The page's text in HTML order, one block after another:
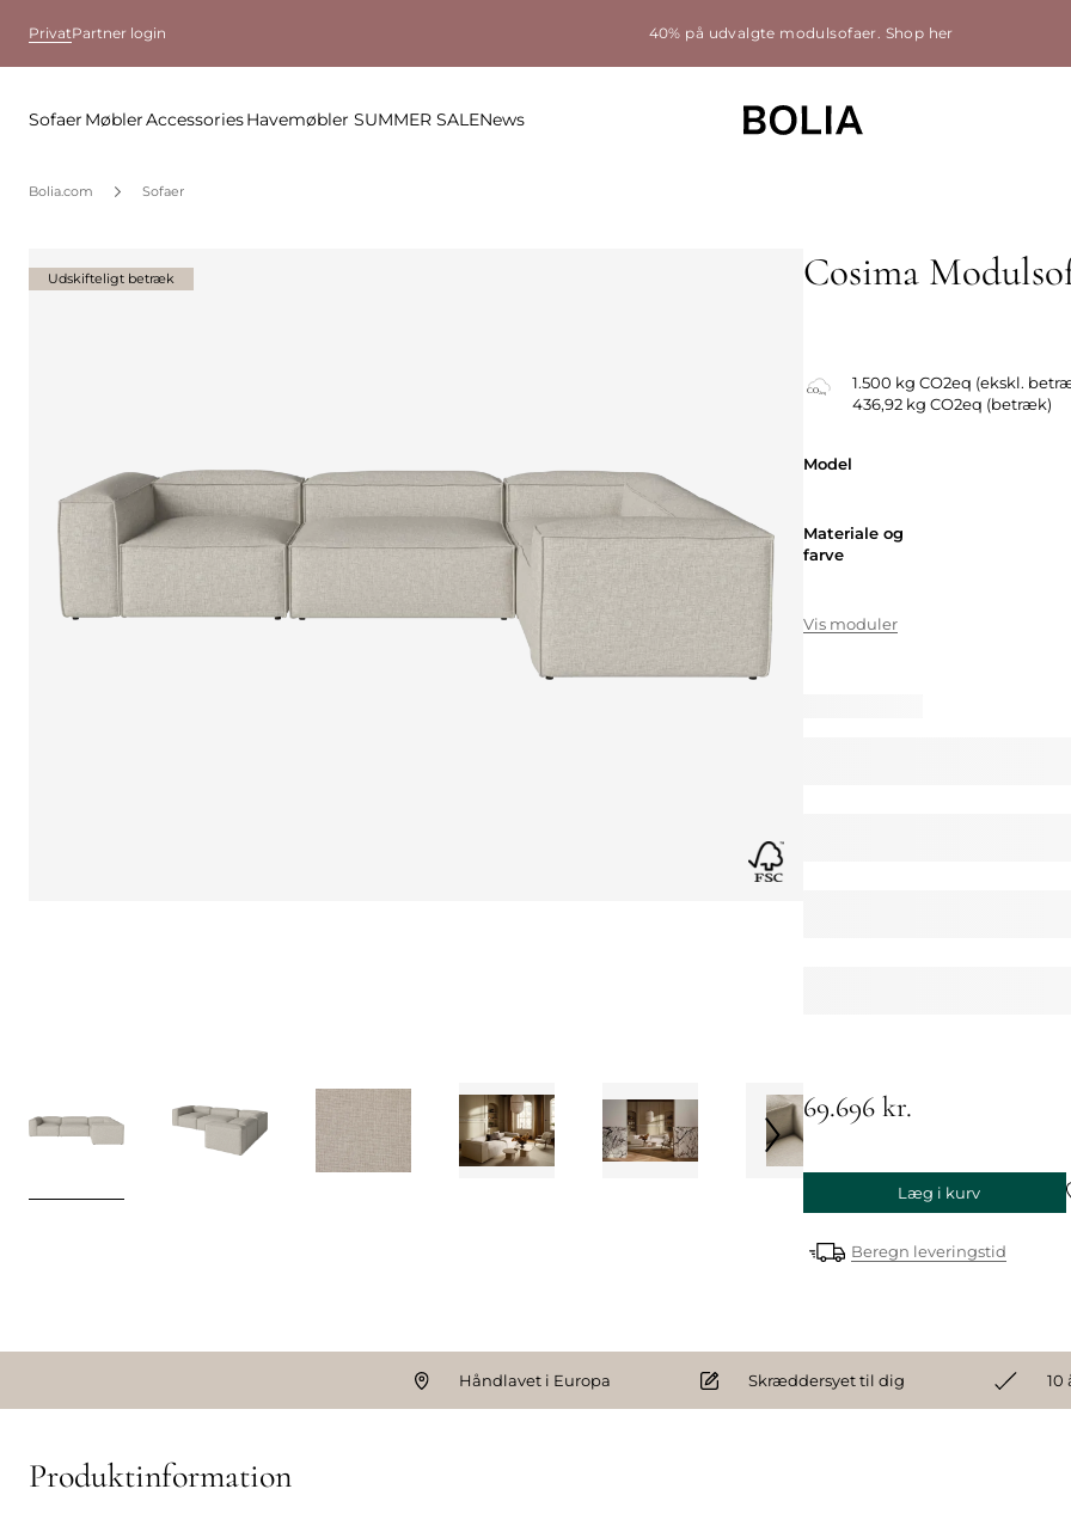
PrivatPartner login 40% på udvalgte modulsofaer. Shop her
Sofaer MøblerAccessoriesHavemøbler SUMMER SALENews
Bolia.com Sofaer
Cosima
1.500 kg CO2eq (ekskl.
436,92 kg CO2eq (betræk)
Model
Materiale og
farve
Vis moduler
69.696 kr.
Læg i kurv
Beregn leveringstid
Udskifteligt betræk Udskifteligt betræk
Håndlavet i Europa Skræddersyet til dig 10
Produktinformation